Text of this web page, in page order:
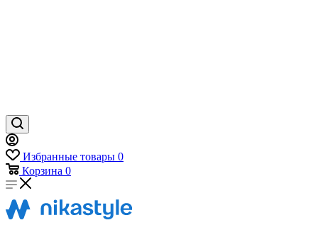
Избранные товары 0
Корзина 0